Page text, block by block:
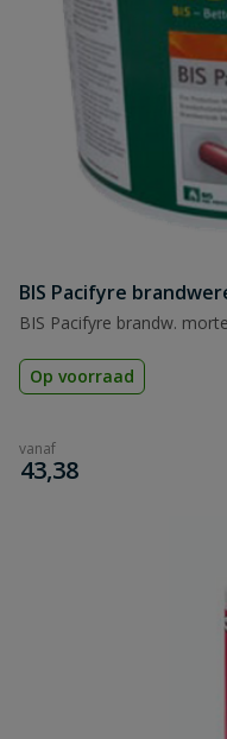
BIS Pacifyre
BIS Pacifyre brandw.
Op voorraad
vanaf
€
43,38